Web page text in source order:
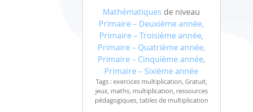
Mathématiques de niveau
Primaire – Deuxième année,
Primaire – Troisième année,
Primaire – Quatrième année,
Primaire – Cinquième année,
Primaire – Sixième année
Tags : exercices multiplication, Gratuit,
jeux, maths, multiplication, ressources
pédagogiques, tables de multiplication